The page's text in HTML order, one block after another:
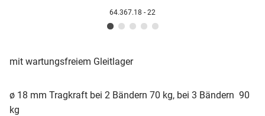
64.367.18 - 22
mit wartungsfreiem Gleitlager
ø 18 mm Tragkraft bei 2 Bändern 70 kg, bei 3 Bändern 90
kg